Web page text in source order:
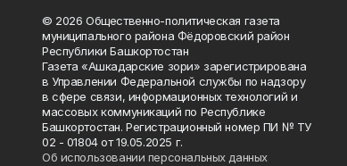
© 2026 Общественно-политическая газета
муниципального района Фёдоровский район
Республики Башкортостан
Газета «Ашкадарские зори» зарегистрирована
в Управлении Федеральной службы по надзору
в сфере связи, информационных технологий и
массовых коммуникаций по Республике
Башкортостан. Регистрационный номер ПИ № ТУ
02 - 01804 от 19.05.2025 г.
Об использовании персональных данных